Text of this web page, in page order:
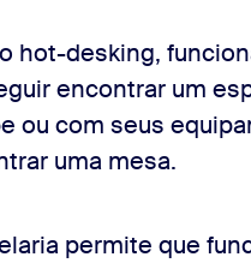
hot-desking,
encontrar um
ou com seus
uma mesa.
permite que